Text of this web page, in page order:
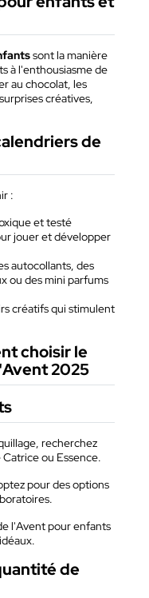
sont la manière
à l'enthousiasme de
au chocolat, les
créatives,
de
:
et testé
jouer et développer
autocollants, des
ou des mini parfums
créatifs qui stimulent
choisir le
2025
recherchez
ou Essence.
pour des options
l'Avent pour enfants
de